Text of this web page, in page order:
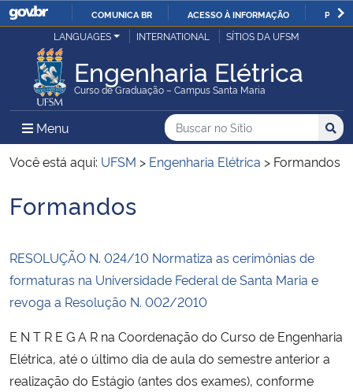
IR
O
COMUNICA BR ACESSO À INFORMAÇÃO
Ministério da Justiça e Segurança Pública
Ministério da Defesa
Ministério das Relações Exteriores
Ministério da Economia
Ministério da Agricultura, Pecuária e Abastecimento
Ministério da Cidadania
LANGUAGES INTERNATIONAL SÍTIOS DA UFSM
Engenharia Elétrica
Curso de Graduação – Campus Santa Maria
Menu Menu Principal do Sítio
Busca
Buscar no no Sítio
Busca:
Você está aqui: UFSM > Engenharia Elétrica > Formandos
Início do conteúdo
Formandos
RESOLUÇÃO N. 024/10 Normatiza as cerimônias de
formaturas na Universidade Federal de Santa Maria e
revoga a Resolução N. 002/2010
E N T R E G A R na Coordenação do Curso de Engenharia
Elétrica, até o último dia de aula do semestre anterior a
realização do Estágio (antes dos exames), conforme